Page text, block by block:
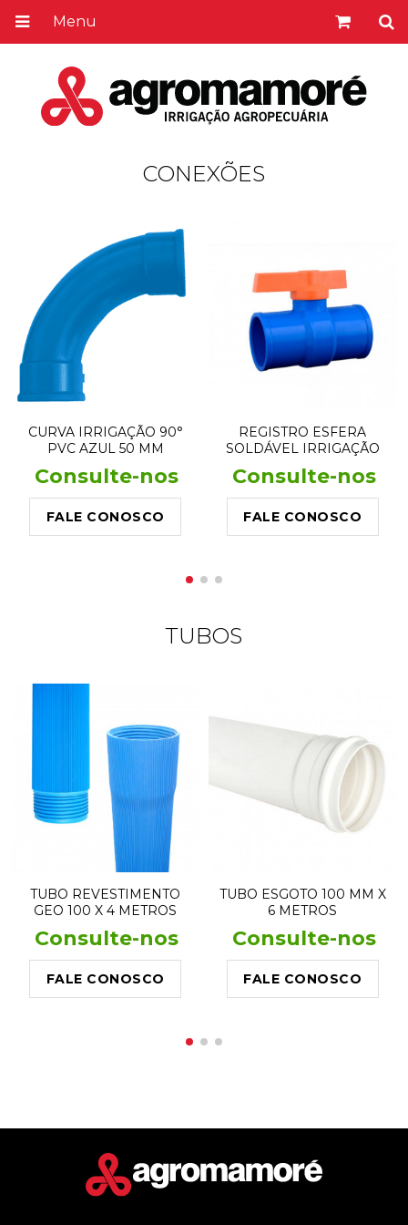
Menu
CONEXÕES
CURVA IRRIGAÇÃO 90°
PVC AZUL 50 MM
Consulte-nos
FALE CONOSCO
REGISTRO ESFERA
SOLDÁVEL IRRIGAÇÃO
50MM - AMANCO
Consulte-nos
FALE CONOSCO
TUBOS
TUBO REVESTIMENTO
GEO 100 X 4 METROS
Consulte-nos
FALE CONOSCO
TUBO ESGOTO 100 MM X
6 METROS
Consulte-nos
FALE CONOSCO